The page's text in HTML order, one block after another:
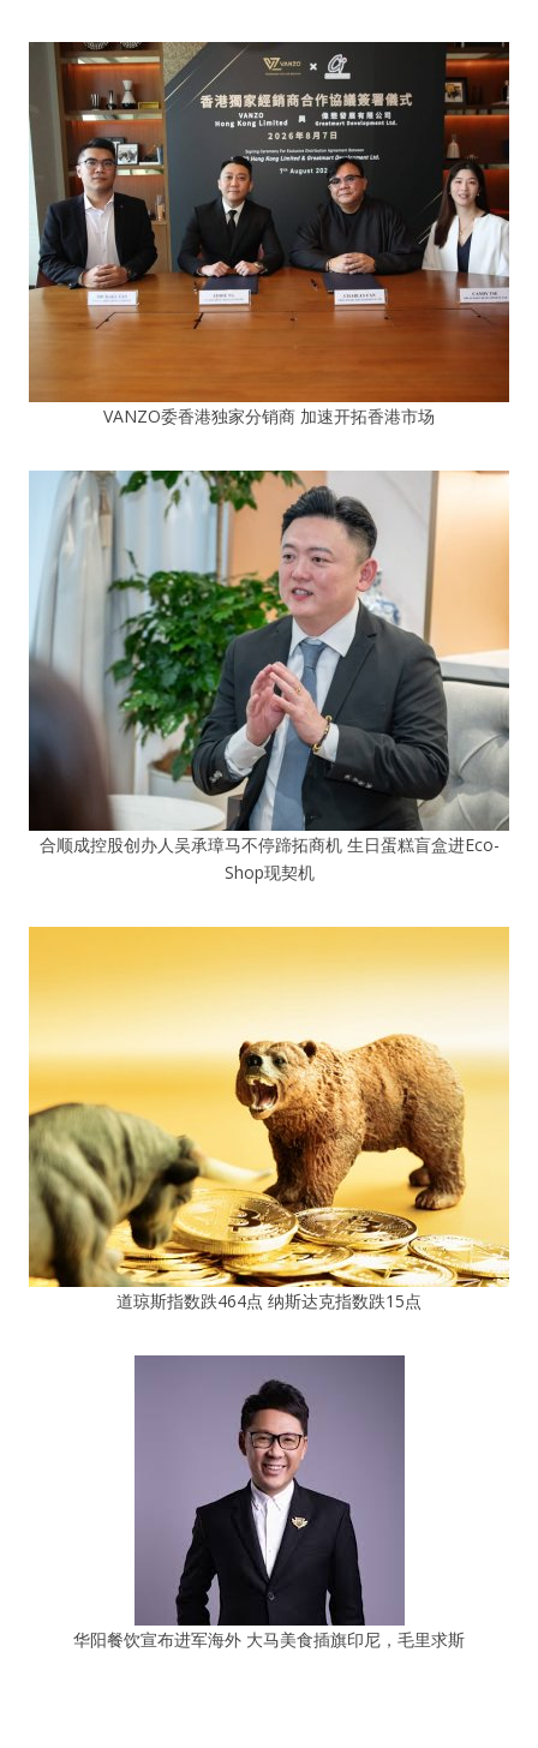
VANZO委香港独家分销商 加速开拓香港市场
合顺成控股创办人吴承璋马不停蹄拓商机 生日蛋糕盲盒进Eco-
Shop现契机
道琼斯指数跌464点 纳斯达克指数跌15点
华阳餐饮宣布进军海外 大马美食插旗印尼，毛里求斯